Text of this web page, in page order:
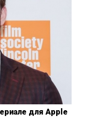
для Apple